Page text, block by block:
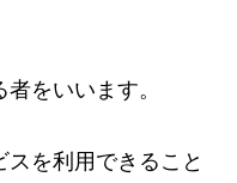
をいいます。
を利用できること